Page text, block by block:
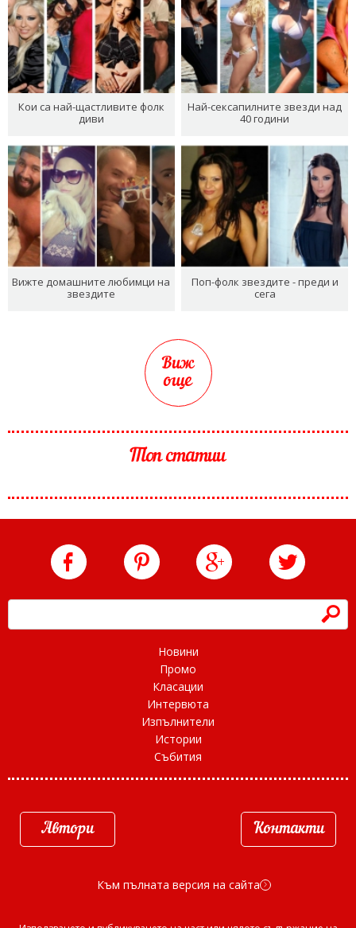
Кои са най-щастливите фолк
диви
Най-сексапилните звезди над
40 години
Вижте домашните любимци на
звездите
Поп-фолк звездите - преди и
сега
Виж
още
Топ статии
h
Новини
Промо
Класации
Интервюта
Изпълнители
Истории
Събития
Автори Контакти
Към пълната версия на сайта d